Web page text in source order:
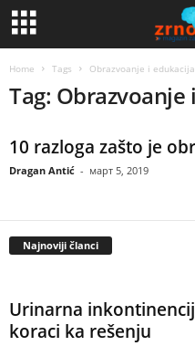
Home Tags Obrazvoanje i
Tag:
10 razloga zašto je
Dragan Antić - март 5, 2019
Najnoviji članci
Urinarna
koraci ka rešenju